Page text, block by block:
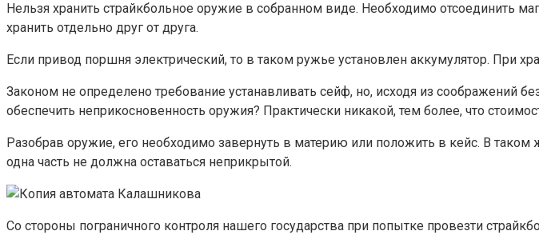
Нельзя хранить страйкбольное оружие в собранном виде. Необходимо отсоединить
хранить отдельно друг от друга.
Если привод поршня электрический, то в таком ружье установлен аккумулятор. При
Законом не определено требование устанавливать сейф, но, исходя из соображений
обеспечить неприкосновенность оружия? Практически никакой, тем более, что
Разобрав оружие, его необходимо завернуть в материю или положить в кейс. В
одна часть не должна оставаться неприкрытой.
Со стороны пограничного контроля нашего государства при попытке провезти